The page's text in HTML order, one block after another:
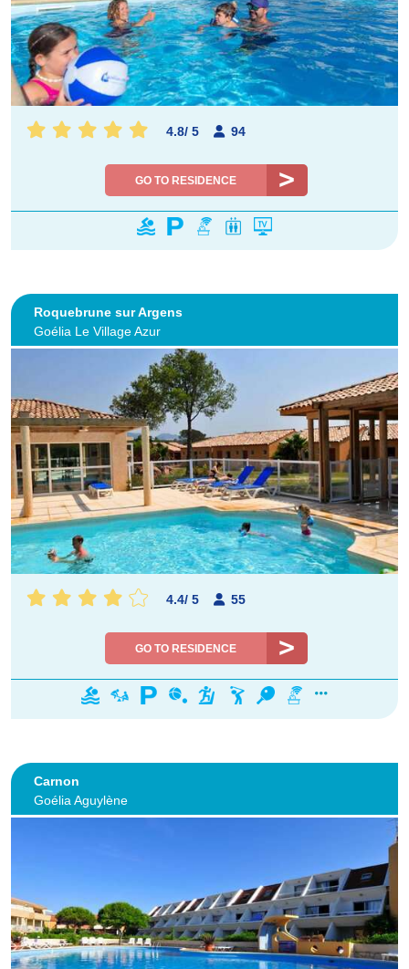
4.8/ 5 94
GO TO RESIDENCE
Roquebrune sur Argens
Goélia Le Village Azur
4.4/ 5 55
GO TO RESIDENCE
Carnon
Goélia Aguylène